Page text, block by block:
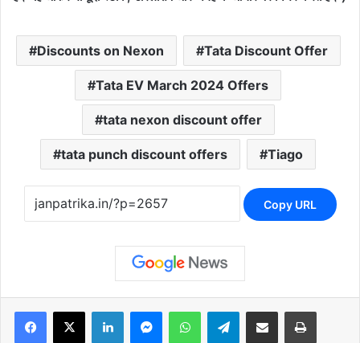
Discounts on Nexon Tata Discount Offer
Tata EV March 2024 Offers
tata nexon discount offer
tata punch discount offers Tiago
Copy URL
Facebook
X LinkedInMessengerWhatsAppTelegramShare via Email Print